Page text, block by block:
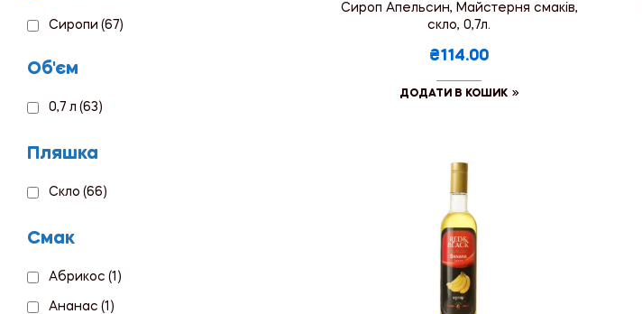
Сироп Апельсин, Майстерня смаків,
скло, 0,7л.
₴114.00
ДОДАТИ В КОШИК
Сиропи (67)
Об'єм
0,7 л (63)
Пляшка
Скло (66)
Смак
Абрикос (1)
Ананас (1)